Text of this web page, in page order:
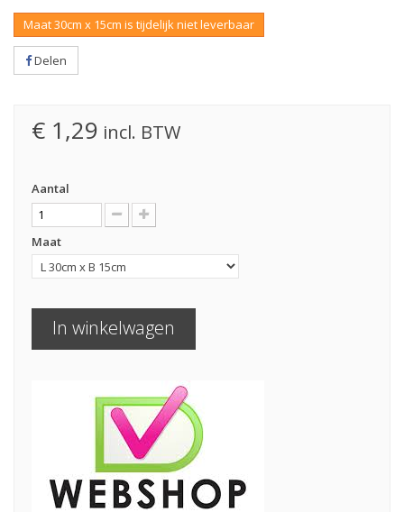
Maat 30cm x 15cm is tijdelijk niet leverbaar
Delen
€ 1,29 incl. BTW
Aantal
Maat
In winkelwagen